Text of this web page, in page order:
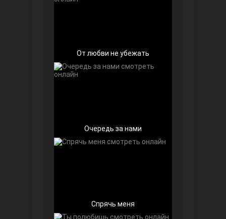
Девушка за стеклом
От любви не убежать
Очередь за нами
Спрячь меня